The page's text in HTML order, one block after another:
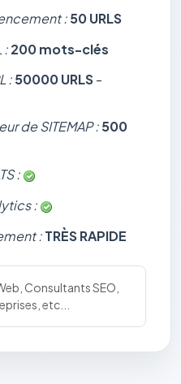
:50 URLS
:200 mots-clés
:50000 URLS-
de SITEMAP :500
:
:
:TRÈS RAPIDE
Consultants SEO,
etc...